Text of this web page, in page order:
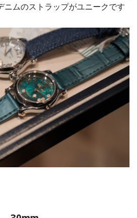
ニムのストラップがユニークです